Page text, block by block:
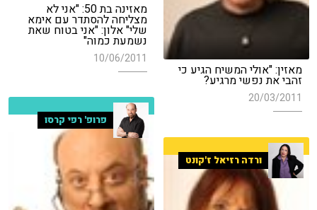
מאזינה בת 50: "אני לא
מצליחה להסתדר עם אימא
שלי" אלון: "אני בטוח שאת
נשמעת כמוה"
10/06/2011
מאזין: "אולי המשיח הגיע כי
זהבי את נפשי מרגיע?
20/03/2011
פרופ' רפי קרסו
ורדה רזיאל ז'קונט